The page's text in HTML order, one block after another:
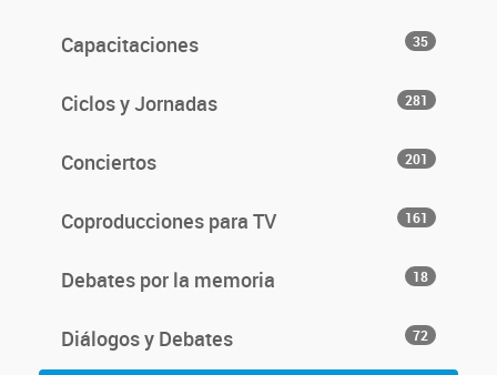
Capacitaciones 35
Ciclos y Jornadas 281
Conciertos 201
Coproducciones para TV 161
Debates por la memoria 18
Diálogos y Debates 72